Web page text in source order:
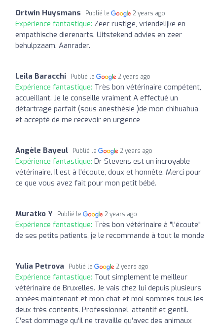
Ortwin Huysmans Publié le 2 years ago
Expérience fantastique: Zeer rustige, vriendelijke en
empathische dierenarts. Uitstekend advies en zeer
behulpzaam. Aanrader.
Leila Baracchi Publié le 2 years ago
Expérience fantastique: Très bon vétérinaire compétent,
accueillant. Je le conseille vraiment A effectué un
détartrage parfait (sous anesthésie )de mon chihuahua
et accepté de me recevoir en urgence
Angèle Bayeul Publié le 2 years ago
Expérience fantastique: Dr Stevens est un incroyable
vétérinaire. Il est à l'écoute, doux et honnête. Merci pour
ce que vous avez fait pour mon petit bébé.
Muratko Y Publié le 2 years ago
Expérience fantastique: Très bon vétérinaire à "l'écoute"
de ses petits patients, je le recommande à tout le monde
Yulia Petrova Publié le 2 years ago
Expérience fantastique: Tout simplement le meilleur
vétérinaire de Bruxelles. Je vais chez lui depuis plusieurs
années maintenant et mon chat et moi sommes tous les
deux très contents. Professionnel, attentif et gentil.
C'est dommage qu'il ne travaille qu'avec des animaux